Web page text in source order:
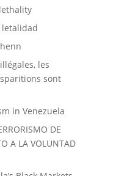
letalidad
les
sont
in Venezuela
DE
A LA VOLUNTAD